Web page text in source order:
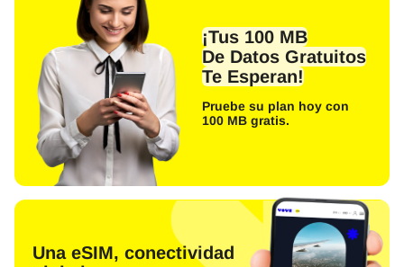
¡Tus 100 MB
De Datos Gratuitos
Te Esperan!
Pruebe su plan hoy con
100 MB gratis.
Una eSIM, conectividad